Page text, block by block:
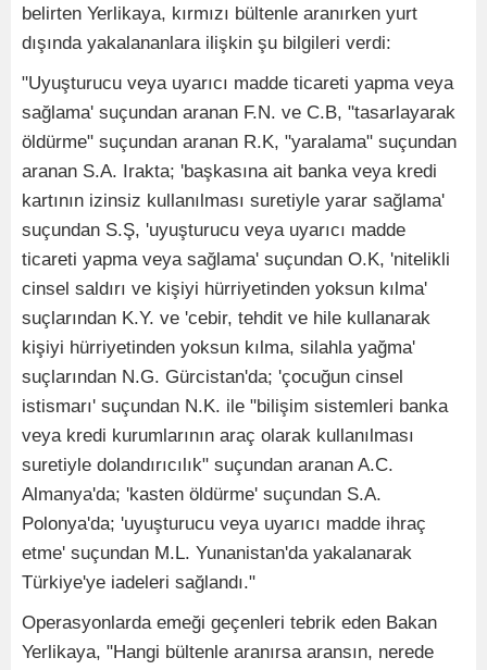
belirten Yerlikaya, kırmızı bültenle aranırken yurt
dışında yakalananlara ilişkin şu bilgileri verdi:
"Uyuşturucu veya uyarıcı madde ticareti yapma veya
sağlama' suçundan aranan F.N. ve C.B, "tasarlayarak
öldürme" suçundan aranan R.K, "yaralama" suçundan
aranan S.A. Irakta; 'başkasına ait banka veya kredi
kartının izinsiz kullanılması suretiyle yarar sağlama'
suçundan S.Ş, 'uyuşturucu veya uyarıcı madde
ticareti yapma veya sağlama' suçundan O.K, 'nitelikli
cinsel saldırı ve kişiyi hürriyetinden yoksun kılma'
suçlarından K.Y. ve 'cebir, tehdit ve hile kullanarak
kişiyi hürriyetinden yoksun kılma, silahla yağma'
suçlarından N.G. Gürcistan'da; 'çocuğun cinsel
istismarı' suçundan N.K. ile "bilişim sistemleri banka
veya kredi kurumlarının araç olarak kullanılması
suretiyle dolandırıcılık" suçundan aranan A.C.
Almanya'da; 'kasten öldürme' suçundan S.A.
Polonya'da; 'uyuşturucu veya uyarıcı madde ihraç
etme' suçundan M.L. Yunanistan'da yakalanarak
Türkiye'ye iadeleri sağlandı."
Operasyonlarda emeği geçenleri tebrik eden Bakan
Yerlikaya, "Hangi bültenle aranırsa aransın, nerede